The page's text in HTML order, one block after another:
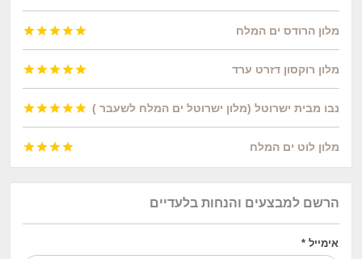
הרשם למבצעים והנחות בלעדיים
אימייל*
מלון הרודס ים המלח 




מלון רוקסון דזרט ערד 




נבו מבית ישרוטל (מלון ישרוטל ים המלח לשעבר ) 




מלון לוט ים המלח 


